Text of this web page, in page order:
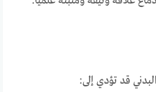
قد تؤدي إلى: